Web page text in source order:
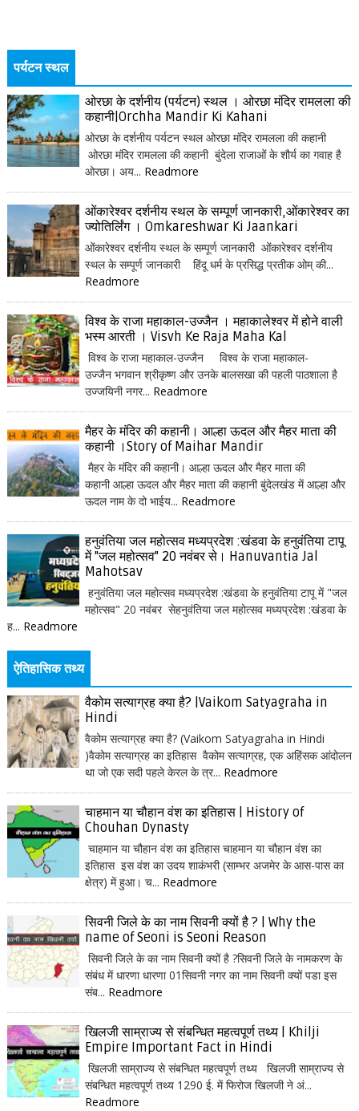
पर्यटन स्थल
ओरछा के दर्शनीय (पर्यटन) स्थल । ओरछा मंदिर रामलला की
कहानी|Orchha Mandir Ki Kahani
ओरछा के दर्शनीय पर्यटन स्थल ओरछा मंदिर रामलला की कहानी
ओरछा मंदिर रामलला की कहानी बुंदेला राजाओं के शौर्य का गवाह है
ओरछा। अय... Readmore
ओंकारेश्वर दर्शनीय स्थल के सम्पूर्ण जानकारी,ओंकारेश्वर का
ज्योतिर्लिंग । Omkareshwar Ki Jaankari
ओंकारेश्वर दर्शनीय स्थल के सम्पूर्ण जानकारी ओंकारेश्वर दर्शनीय
स्थल के सम्पूर्ण जानकारी हिंदू धर्म के प्रसिद्ध प्रतीक ओम् की...
Readmore
विश्व के राजा महाकाल-उज्जैन । महाकालेश्वर में होने वाली
भस्म आरती । Visvh Ke Raja Maha Kal
विश्व के राजा महाकाल-उज्जैन विश्व के राजा महाकाल-
उज्जैन भगवान श्रीकृष्ण और उनके बालसखा की पहली पाठशाला है
उज्जयिनी नगर... Readmore
मैहर के मंदिर की कहानी। आल्हा ऊदल और मैहर माता की
कहानी ।Story of Maihar Mandir
मैहर के मंदिर की कहानी। आल्हा ऊदल और मैहर माता की
कहानी आल्हा ऊदल और मैहर माता की कहानी बुंदेलखंड में आल्हा और
ऊदल नाम के दो भाईय... Readmore
हनुवंतिया जल महोत्सव मध्यप्रदेश :खंडवा के हनुवंतिया टापू
में "जल महोत्सव" 20 नवंबर से। Hanuvantia Jal
Mahotsav
हनुवंतिया जल महोत्सव मध्यप्रदेश :खंडवा के हनुवंतिया टापू में "जल
महोत्सव" 20 नवंबर सेहनुवंतिया जल महोत्सव मध्यप्रदेश :खंडवा के
ह... Readmore
ऐतिहासिक तथ्य
वैकोम सत्याग्रह क्या है? |Vaikom Satyagraha in
Hindi
वैकोम सत्याग्रह क्या है? (Vaikom Satyagraha in Hindi
)वैकोम सत्याग्रह का इतिहास वैकोम सत्याग्रह, एक अहिंसक आंदोलन
था जो एक सदी पहले केरल के त्र... Readmore
चाहमान या चौहान वंश का इतिहास | History of
Chouhan Dynasty
चाहमान या चौहान वंश का इतिहास चाहमान या चौहान वंश का
इतिहास इस वंश का उदय शाकंभरी (साम्भर अजमेर के आस-पास का
क्षेत्र) में हुआ। च... Readmore
सिवनी जिले के का नाम सिवनी क्यों है ? | Why the
name of Seoni is Seoni Reason
सिवनी जिले के का नाम सिवनी क्यों है ?सिवनी जिले के नामकरण के
संबंध में धारणा धारणा 01सिवनी नगर का नाम सिवनी क्यों पडा इस
संब... Readmore
खिलजी साम्राज्य से संबन्धित महत्वपूर्ण तथ्य | Khilji
Empire Important Fact in Hindi
खिलजी साम्राज्य से संबन्धित महत्वपूर्ण तथ्य खिलजी साम्राज्य से
संबन्धित महत्वपूर्ण तथ्य 1290 ई. में फिरोज खिलजी ने अं...
Readmore